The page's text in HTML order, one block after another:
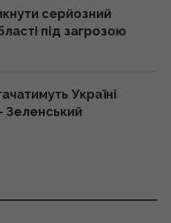
серйозний
під загрозою
Україні
Зеленський
над
секрет